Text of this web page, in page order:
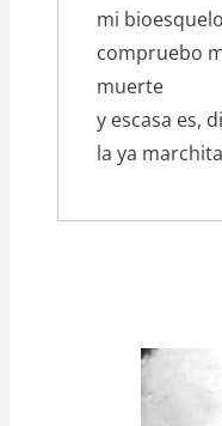
mi
compruebo
muerte
y escasa es,
la ya